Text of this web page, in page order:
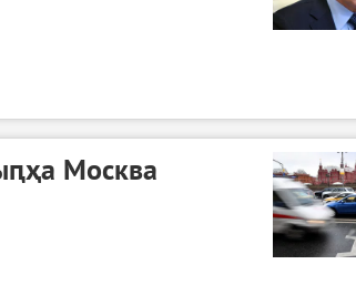
Москва